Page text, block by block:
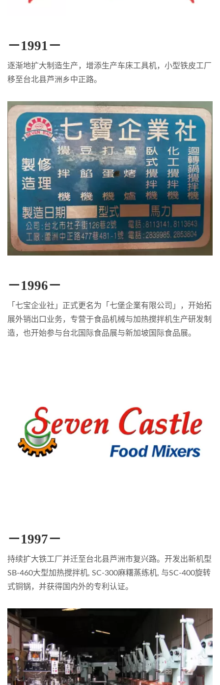
－1991－
逐渐地扩大制造生产，增添生产车床工具机，小型铁皮工厂
移至台北县芦洲乡中正路。
－1996－
「七宝企业社」正式更名为「七堡企業有限公司」，开始拓
展外销出口业务，专营于食品机械与加热搅拌机生产研发制
造，也开始参与台北国际食品展与新加坡国际食品展。
－1997－
持续扩大铁工厂并迁至台北县芦洲市复兴路。开发出新机型
SB-460大型加热搅拌机, SC-300麻糬蒸练机, 与SC-400旋转
式铜锅，并获得国内外的专利认证。